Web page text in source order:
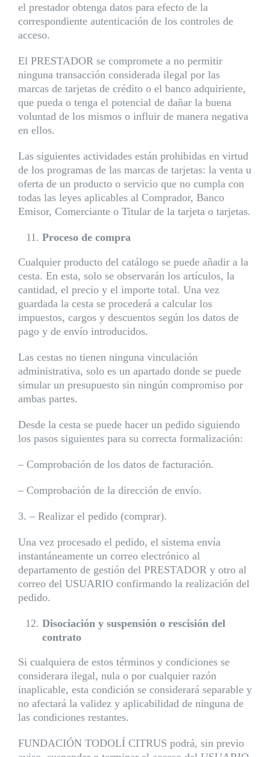
el prestador obtenga datos para efecto de la
correspondiente autenticación de los controles de
acceso.
El PRESTADOR se compromete a no permitir
ninguna transacción considerada ilegal por las
marcas de tarjetas de crédito o el banco adquiriente,
que pueda o tenga el potencial de dañar la buena
voluntad de los mismos o influir de manera negativa
en ellos.
Las siguientes actividades están prohibidas en virtud
de los programas de las marcas de tarjetas: la venta u
oferta de un producto o servicio que no cumpla con
todas las leyes aplicables al Comprador, Banco
Emisor, Comerciante o Titular de la tarjeta o tarjetas.
Proceso de compra
Cualquier producto del catálogo se puede añadir a la
cesta. En esta, solo se observarán los artículos, la
cantidad, el precio y el importe total. Una vez
guardada la cesta se procederá a calcular los
impuestos, cargos y descuentos según los datos de
pago y de envío introducidos.
Las cestas no tienen ninguna vinculación
administrativa, solo es un apartado donde se puede
simular un presupuesto sin ningún compromiso por
ambas partes.
Desde la cesta se puede hacer un pedido siguiendo
los pasos siguientes para su correcta formalización:
– Comprobación de los datos de facturación.
– Comprobación de la dirección de envío.
3. – Realizar el pedido (comprar).
Una vez procesado el pedido, el sistema envía
instantáneamente un correo electrónico al
departamento de gestión del PRESTADOR y otro al
correo del USUARIO confirmando la realización del
pedido.
Disociación y suspensión o rescisión del
contrato
Si cualquiera de estos términos y condiciones se
considerara ilegal, nula o por cualquier razón
inaplicable, esta condición se considerará separable y
no afectará la validez y aplicabilidad de ninguna de
las condiciones restantes.
FUNDACIÓN TODOLÍ CITRUS podrá, sin previo